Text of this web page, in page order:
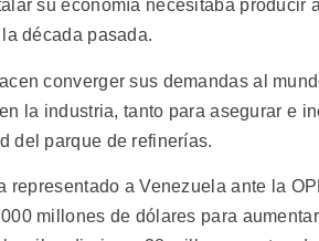
su economía necesitaba producir
década pasada.
converger sus demandas al
la industria, tanto para asegurar e
del parque de refinerías.
representado a Venezuela ante la
millones de dólares para